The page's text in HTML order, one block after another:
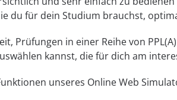
du für dein Studium brauchst,
Prüfungen in einer Reihe von
kannst, die für dich am
unseres Online Web